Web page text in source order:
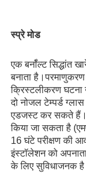
स्प्रे मोड
एक बर्नॉल्ट सिद्धांत
बनाता
क्रिस्टलीकरण घटना
दो नोजल टेम्पर्ड
एडजस्ट कर सकते
किया जा सकता है
16 घंटे परीक्षण की
इंस्टॉलेशन को
के लिए सुविधाजनक